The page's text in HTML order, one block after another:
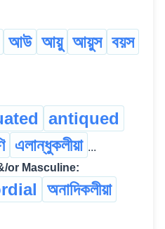
আউ আয়ু আয়ুস বয়স
antiqued
এলান্ধুকলীয়া ...
or Masculine:
অনাদিকলীয়া